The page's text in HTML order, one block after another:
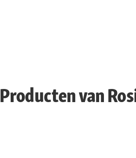
Producten van